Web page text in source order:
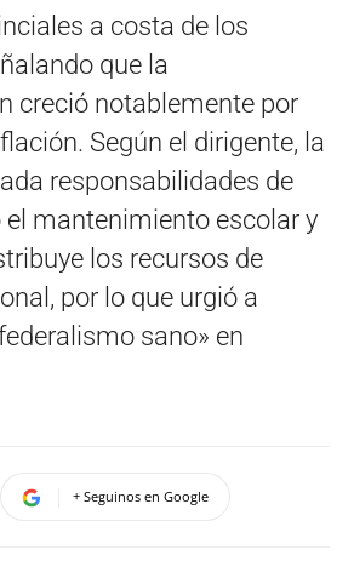
a costa de los
que la
creció notablemente por
Según el dirigente, la
responsabilidades de
mantenimiento escolar y
los recursos de
por lo que urgió a
sano» en
+ Seguinos en Google